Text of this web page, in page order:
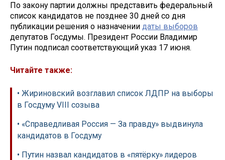
По закону партии должны представить федеральный
список кандидатов не позднее 30 дней со дня
публикации решения о назначении даты выборов
депутатов Госдумы. Президент России Владимир
Путин подписал соответствующий указ 17 июня.
Читайте также:
• Жириновский возглавил список ЛДПР на выборы
в Госдуму VIII созыва
• «Справедливая Россия — За правду» выдвинула
кандидатов в Госдуму
• Путин назвал кандидатов в «пятёрку» лидеров